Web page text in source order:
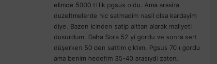
elimde 5000 tl lik pgsus oldu. Ama arasira
duzeltmelerde hic satmadim nasil olsa kardayim
diye. Bazen icinden satip alttan alarak maliyeti
dusurdum. Daha Sora 52 yi gordu ve sonra sert
düşerken 50 den sattim çıktım. Pgsus 70 ı gordu
ama benim hedefim 35-40 arasıydi zaten.